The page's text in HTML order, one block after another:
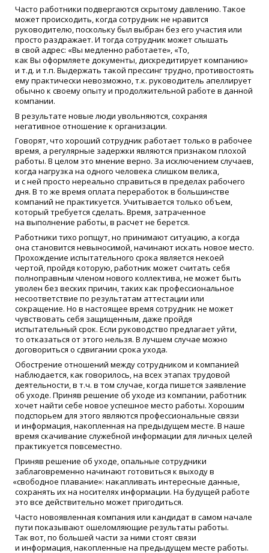
Часто работники подвергаются скрытому давлению. Такое
может происходить, когда сотрудник не нравится
руководителю, поскольку был выбран без его участия или
просто раздражает. И тогда сотрудник может слышать
в свой адрес: «Вы медленно работаете», «То,
как Вы оформляете документы, дискредитирует компанию»
и т.д. и т.п. Выдержать такой прессинг трудно, противостоять
ему практически невозможно, т.к. руководитель апеллирует
обычно к своему опыту и продолжительной работе в данной
компании.
В результате новые люди увольняются, сохраняя
негативное отношение к организации.
Говорят, что хороший сотрудник работает только в рабочее
время, а регулярные задержки являются признаком плохой
работы. В целом это мнение верно. За исключением случаев,
когда нагрузка на одного человека слишком велика,
и с ней просто нереально справиться в пределах рабочего
дня. В то же время оплата переработок в большинстве
компаний не практикуется. Учитывается только объем,
который требуется сделать. Время, затраченное
на выполнение работы, в расчет не берется.
Работники тихо ропщут, но принимают ситуацию, а когда
она становится невыносимой, начинают искать новое место.
Прохождение испытательного срока является некоей
чертой, пройдя которую, работник может считать себя
полноправным членом нового коллектива, не может быть
уволен без веских причин, таких как профессиональное
несоответствие по результатам аттестации или
сокращение. Но в настоящее время сотрудник не может
чувствовать себя защищенным, даже пройдя
испытательный срок. Если руководство предлагает уйти,
то отказаться от этого нельзя. В лучшем случае можно
договориться о сдвигании срока ухода.
Обострение отношений между сотрудником и компанией
наблюдается, как говорилось, на всех этапах трудовой
деятельности, в т.ч. в том случае, когда пишется заявление
об уходе. Приняв решение об уходе из компании, работник
хочет найти себе новое успешное место работы. Хорошим
подспорьем для этого являются профессиональные связи
и информация, накопленная на предыдущем месте. В наше
время скачивание служебной информации для личных целей
практикуется повсеместно.
Приняв решение об уходе, опальные сотрудники
заблаговременно начинают готовиться к выходу в
«свободное плавание»: накапливать интересные данные,
сохранять их на носителях информации. На будущей работе
это все действительно может пригодиться.
Часто новоявленная компания или кандидат в самом начале
пути показывают ошеломляющие результаты работы.
Так вот, по большей части за ними стоят связи
и информация, накопленные на предыдущем месте работы.